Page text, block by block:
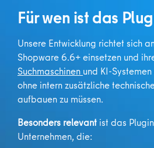
Für wen ist das
Unsere Entwicklung richtet sich
Shopware 6.6+einsetzen und
Suchmaschinen und KI-
ohne intern zusätzliche
aufbauen zu müssen.
Besonders relevant ist das
Unternehmen, die: